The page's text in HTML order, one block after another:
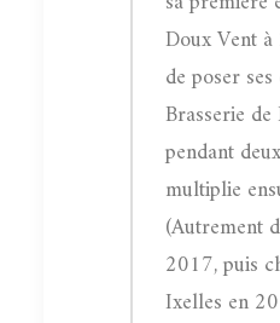
Doux Vent
de poser
Brasserie
pendant
multiplie
(Autrement
2017, puis
Ixelles en